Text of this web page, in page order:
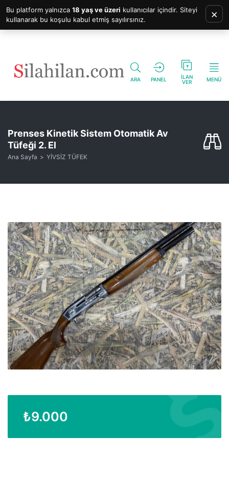
ARA PANEL
İLAN
VER
MENÜ
Prenses Kinetik Sistem Otomatik Av
Tüfeği 2. El
Ana Sayfa YİVSİZ TÜFEK
₺9.000
Bu platform yalnızca 18 yaş ve üzeri kullanıcılar içindir. Siteyi
kullanarak bu koşulu kabul etmiş sayılırsınız.
×